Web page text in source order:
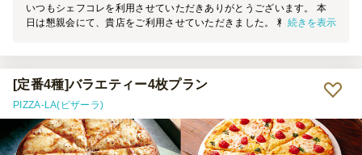
いつもシェフコレを利用させていただきありがとうございます。 本
日は懇親会にて、貴店をご利用させていただきました。 料理の見た
続きを表示
[定番4種]バラエティー4枚プラン
PIZZA-LA(ピザーラ)